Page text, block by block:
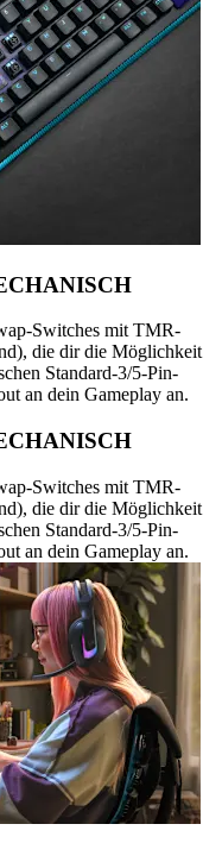
Switches mit TMR-
die dir die Möglichkeit
Standard-3/5-Pin-
an dein Gameplay an.
Switches mit TMR-
die dir die Möglichkeit
Standard-3/5-Pin-
an dein Gameplay an.